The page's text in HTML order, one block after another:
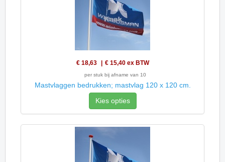
€ 18,63 € 15,40 ex BTW
per stuk bij afname van 10
Mastvlaggen bedrukken; mastvlag 120 x 120 cm.
Kies opties